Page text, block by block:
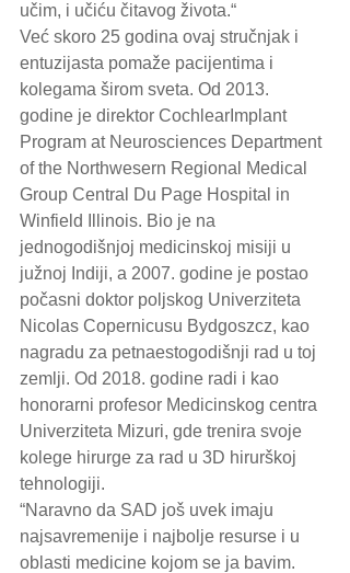
učim, i učiću čitavog života.“
Već skoro 25 godina ovaj stručnjak i
entuzijasta pomaže pacijentima i
kolegama širom sveta. Od 2013.
godine je direktor CochlearImplant
Program at Neurosciences Department
of the Northwesern Regional Medical
Group Central Du Page Hospital in
Winfield Illinois. Bio je na
jednogodišnjoj medicinskoj misiji u
južnoj Indiji, a 2007. godine je postao
počasni doktor poljskog Univerziteta
Nicolas Copernicusu Bydgoszcz, kao
nagradu za petnaestogodišnji rad u toj
zemlji. Od 2018. godine radi i kao
honorarni profesor Medicinskog centra
Univerziteta Mizuri, gde trenira svoje
kolege hirurge za rad u 3D hirurškoj
tehnologiji.
“Naravno da SAD još uvek imaju
najsavremenije i najbolje resurse i u
oblasti medicine kojom se ja bavim.